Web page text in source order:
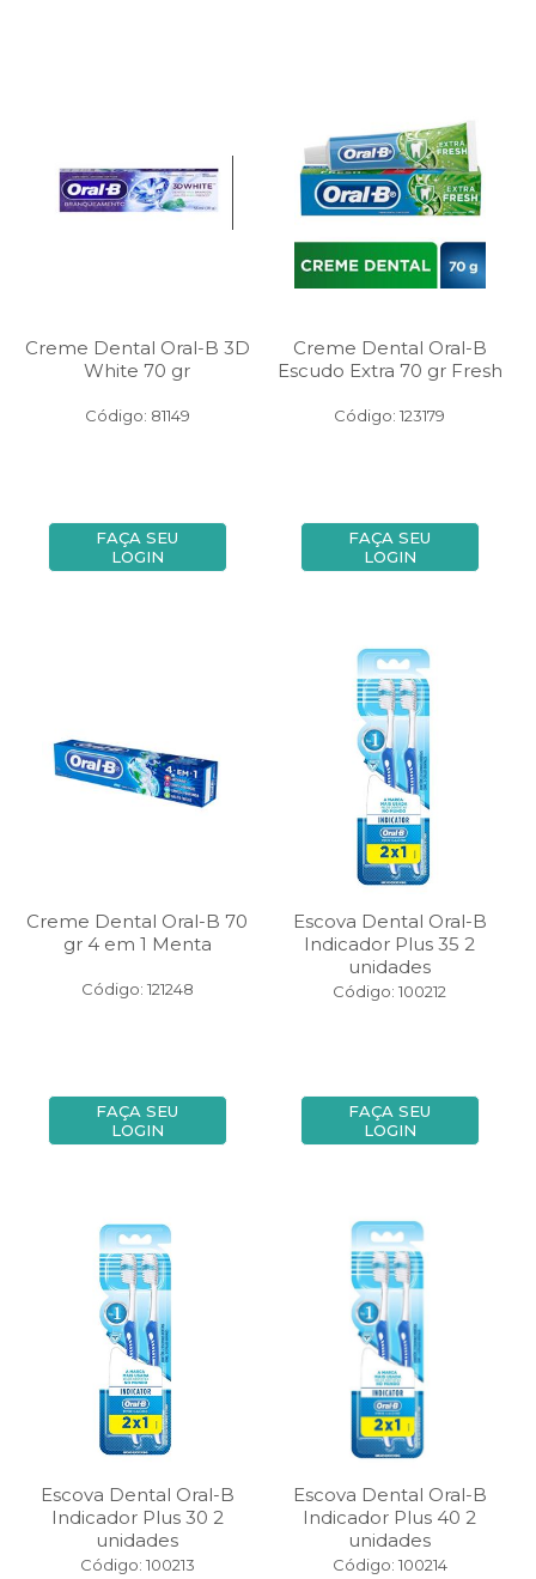
Creme Dental Oral-B 3D
White 70 gr
Código: 81149
FAÇA SEU
LOGIN
Creme Dental Oral-B
Escudo Extra 70 gr Fresh
Código: 123179
FAÇA SEU
LOGIN
Creme Dental Oral-B 70
gr 4 em 1 Menta
Código: 121248
FAÇA SEU
LOGIN
Escova Dental Oral-B
Indicador Plus 35 2
unidades
Código: 100212
FAÇA SEU
LOGIN
Escova Dental Oral-B
Indicador Plus 30 2
unidades
Código: 100213
Escova Dental Oral-B
Indicador Plus 40 2
unidades
Código: 100214